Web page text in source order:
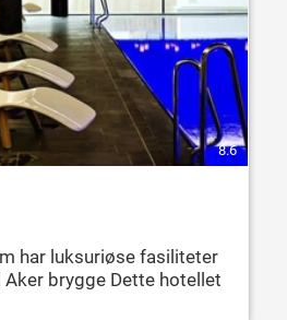
8.6
har luksuriøse fasiliteter
brygge Dette hotellet